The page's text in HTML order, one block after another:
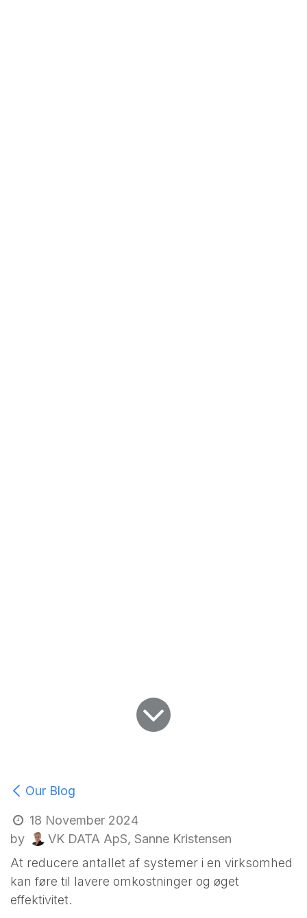
Our Blog
18 November 2024
by
VK DATA ApS, Sanne Kristensen
At reducere antallet af systemer i en virksomhed
kan føre til lavere omkostninger og øget
effektivitet.